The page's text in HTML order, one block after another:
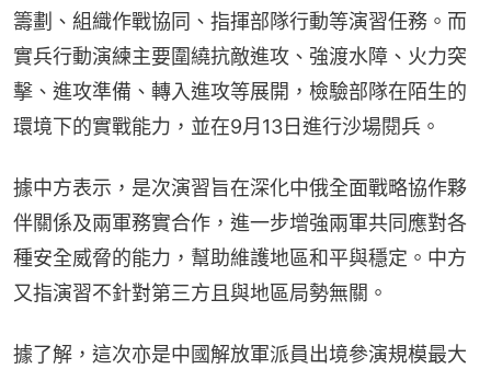
籌劃、組織作戰協同、指揮部隊行動等演習任務。而
實兵行動演練主要圍繞抗敵進攻、強渡水障、火力突
擊、進攻準備、轉入進攻等展開，檢驗部隊在陌生的
環境下的實戰能力，並在9月13日進行沙場閱兵。
據中方表示，是次演習旨在深化中俄全面戰略協作夥
伴關係及兩軍務實合作，進一步增強兩軍共同應對各
種安全威脅的能力，幫助維護地區和平與穩定。中方
又指演習不針對第三方且與地區局勢無關。
據了解，這次亦是中國解放軍派員出境參演規模最大